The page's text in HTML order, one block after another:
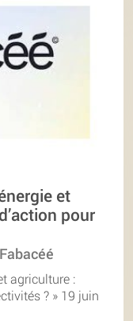
et
pour
agriculture :
? » 19 juin